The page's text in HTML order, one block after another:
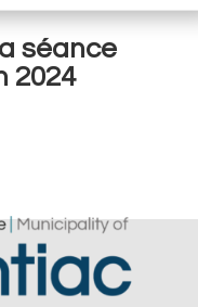
séance
2024